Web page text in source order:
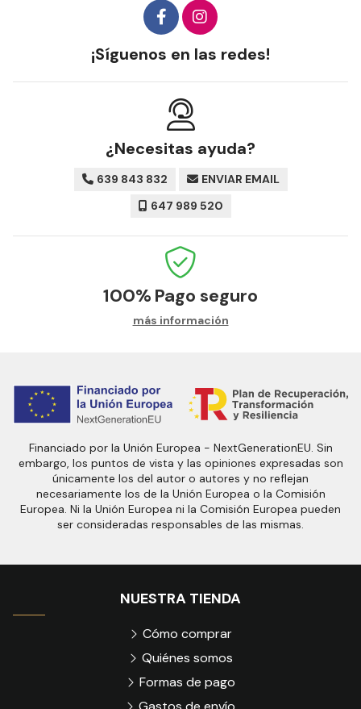
¡Síguenos en las redes!
¿Necesitas ayuda?
639 843 832
ENVIAR EMAIL
647 989 520
100% Pago seguro
más información
Financiado por la Unión Europea - NextGenerationEU. Sin
embargo, los puntos de vista y las opiniones expresadas son
únicamente los del autor o autores y no reflejan
necesariamente los de la Unión Europea o la Comisión
Europea. Ni la Unión Europea ni la Comisión Europea pueden
ser consideradas responsables de las mismas.
NUESTRA TIENDA
Cómo comprar
Quiénes somos
Formas de pago